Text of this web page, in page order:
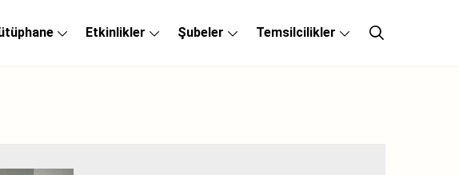
Etkinlikler Şubeler Temsilcilikler